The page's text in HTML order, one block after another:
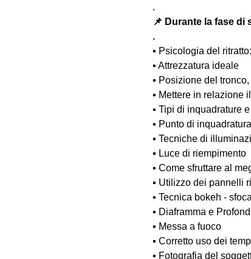
.
📌 Durante la fase
.
▪️ Psicologia del
▪️ Attrezzatura ideale
▪️ Posizione del
▪️ Mettere in relazione
▪️ Tipi di inquadrature
▪️ Punto di
▪️ Tecniche di
▪️ Luce di riempimento
▪️ Come sfruttare al
▪️ Utilizzo dei pannelli
▪️ Tecnica bokeh -
▪️ Diaframma e
▪️ Messa a fuoco
▪️ Corretto uso dei
▪️ Fotografia del